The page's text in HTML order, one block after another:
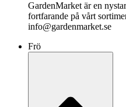
GardenMarket är en
fortfarande på vårt
info@gardenmarket.se
Frö